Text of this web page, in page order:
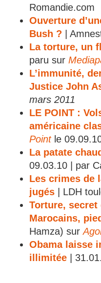
Romandie.com
Ouverture
Bush ? |
La torture, un
paru sur
L’immunité,
Justice John
mars 2011
LE POINT :
américaine
Pointle
La patate
09.03.10 | par
Les crimes de
jugés | LDH
Torture, secret
Marocains,
Hamza) sur
Obama laisse
illimitée |